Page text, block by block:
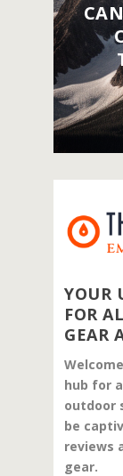
YOUR
FOR
GEAR
hub for
outdoor
be
reviews
gear.